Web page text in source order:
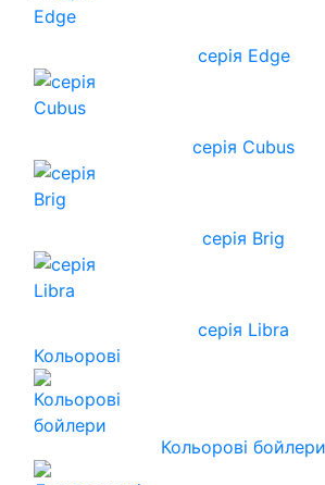
серія Edge
серія Cubus
серія Brig
серія Libra
Кольорові
Кольорові бойлери